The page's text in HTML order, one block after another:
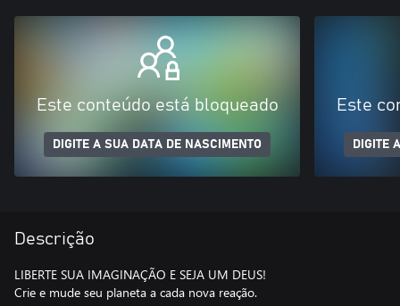
Este conteúdo está bloqueado
DIGITE A SUA DATA DE NASCIMENTO
Este
DIGITE
Descrição
LIBERTE SUA IMAGINAÇÃO E SEJA UM DEUS!
Crie e mude seu planeta a cada nova reação.